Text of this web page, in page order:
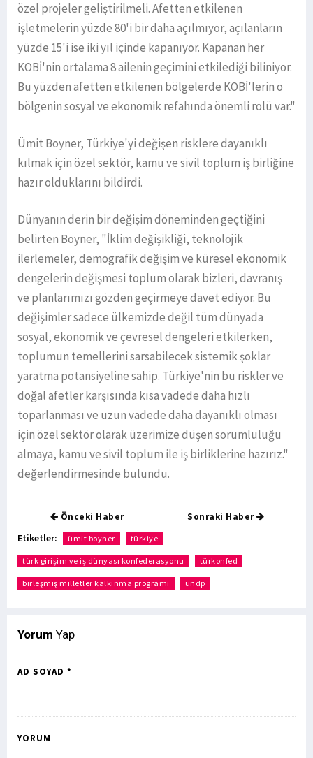
özel projeler geliştirilmeli. Afetten etkilenen
işletmelerin yüzde 80'i bir daha açılmıyor, açılanların
yüzde 15'i ise iki yıl içinde kapanıyor. Kapanan her
KOBİ'nin ortalama 8 ailenin geçimini etkilediği biliniyor.
Bu yüzden afetten etkilenen bölgelerde KOBİ'lerin o
bölgenin sosyal ve ekonomik refahında önemli rolü var."
Ümit Boyner, Türkiye'yi değişen risklere dayanıklı
kılmak için özel sektör, kamu ve sivil toplum iş birliğine
hazır olduklarını bildirdi.
Dünyanın derin bir değişim döneminden geçtiğini
belirten Boyner, "İklim değişikliği, teknolojik
ilerlemeler, demografik değişim ve küresel ekonomik
dengelerin değişmesi toplum olarak bizleri, davranış
ve planlarımızı gözden geçirmeye davet ediyor. Bu
değişimler sadece ülkemizde değil tüm dünyada
sosyal, ekonomik ve çevresel dengeleri etkilerken,
toplumun temellerini sarsabilecek sistemik şoklar
yaratma potansiyeline sahip. Türkiye'nin bu riskler ve
doğal afetler karşısında kısa vadede daha hızlı
toparlanması ve uzun vadede daha dayanıklı olması
için özel sektör olarak üzerimize düşen sorumluluğu
almaya, kamu ve sivil toplum ile iş birliklerine hazırız."
değerlendirmesinde bulundu.
Önceki Haber Sonraki Haber
Etiketler: ümit boyner türkiye
türk girişim ve iş dünyası konfederasyonu türkonfed
birleşmiş milletler kalkınma programı undp
Yorum Yap
AD SOYAD *
YORUM